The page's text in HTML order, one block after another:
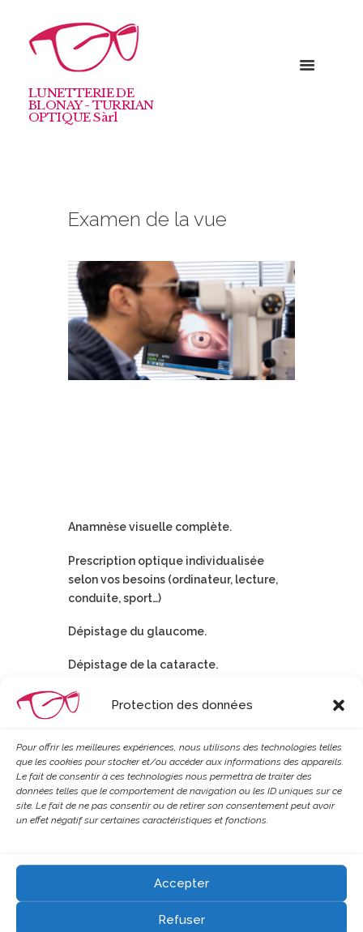
Protection des données
Pour offrir les meilleures expériences, nous utilisons des technologies telles
que les cookies pour stocker et/ou accéder aux informations des appareils.
Le fait de consentir à ces technologies nous permettra de traiter des
données telles que le comportement de navigation ou les ID uniques sur ce
site. Le fait de ne pas consentir ou de retirer son consentement peut avoir
un effet négatif sur certaines caractéristiques et fonctions.
Accepter
Refuser
LUNETTERIE DE
BLONAY - TURRIAN
OPTIQUE Sàrl
Examen de la vue
Anamnèse visuelle complète.
Prescription optique individualisée
selon vos besoins (ordinateur, lecture,
conduite, sport…)
Dépistage du glaucome.
Dépistage de la cataracte.
Dépistage de la DMLA (dégénérescence
maculaire liée à l’âge).
Dépistage du syndrome de l’oeil sec
(observation de la qualité des larmes,
de l’état des paupières…).
Collaboration avec les ophtalmologues
Test permis de conduire (opticien agréé)
Mesure de l’acuité visuelle en vision de